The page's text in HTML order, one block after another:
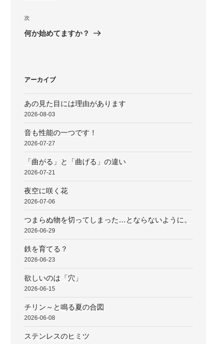
ナ
ビ
ゲ
ン
稿
次
の
次
何か始めてますか？
アーカイブ
あの見た目には理由があります
2026-08-03
音も性能の一つです！
2026-07-27
「曲がる」と「曲げる」の違い
2026-07-21
夜空に咲く花
2026-07-06
つまらぬ物を切ってしまった…とならないように。
2026-06-29
鉄を育てる？
2026-06-23
欲しいのは「穴」
2026-06-15
チリン～と鳴る夏の合図
2026-06-08
ステンレスのヒミツ